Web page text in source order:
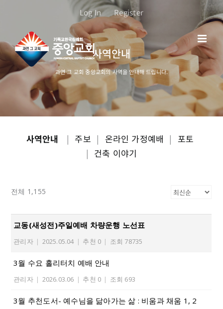
로
건
너
뛰
Log In Register
사역안내
과연 그 교회 중앙교회의 사역을 안내해 드립니다.
사역안내 | 주보 | 온라인 가정예배 | 포토
| 건축 이야기
전체 1,155
교동(새성전)주일예배 차량운행 노선표
관리자 | 2025.05.04 | 추천 0 | 조회 78735
3월 수요 홀리터치 예배 안내
관리자 | 2026.03.06 | 추천 0 | 조회 693
3월 추천도서- 예수님을 닮아가는 삶 : 비움과 채움 1, 2